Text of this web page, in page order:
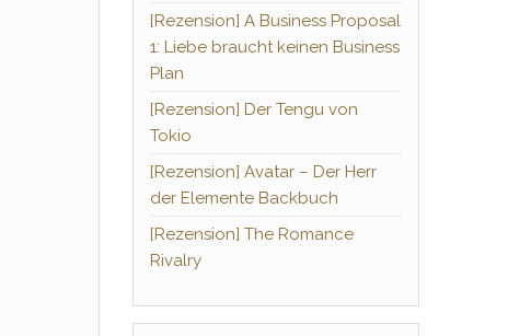
[Rezension] A Business Proposal
1: Liebe braucht keinen Business
Plan
[Rezension] Der Tengu von
Tokio
[Rezension] Avatar – Der Herr
der Elemente Backbuch
[Rezension] The Romance
Rivalry